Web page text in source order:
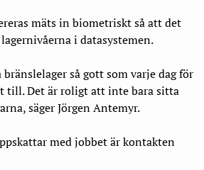
mäts in biometriskt så att det
i datasystemen.
så gott som varje dag för
till. Det är roligt att inte bara sitta
säger Jörgen Antemyr.
med jobbet är kontakten